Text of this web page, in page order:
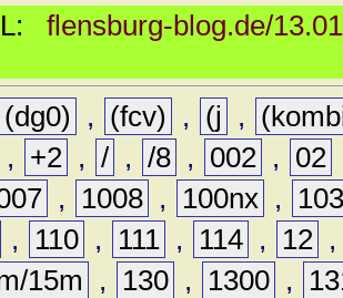
flensburg-blog.de/
(dg0) , (fcv) , (j ,
, +2 , / , /8 , 002 , 02
, 1008 , 100nx ,
, 110 , 111 , 114 , 12
15m , 130 , 1300 ,